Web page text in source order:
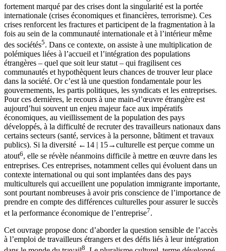
fortement marqué par des crises dont la singularité est la portée
internationale (crises économiques et financières, terrorisme). Ces
crises renforcent les fractures et participent de la fragmentation à la
fois au sein de la communauté internationale et à l’intérieur même
des sociétés5. Dans ce contexte, on assiste à une multiplication de
polémiques liées à l’accueil et l’intégration des populations
étrangères – quel que soit leur statut – qui fragilisent ces
communautés et hypothèquent leurs chances de trouver leur place
dans la société. Or c’est là une question fondamentale pour les
gouvernements, les partis politiques, les syndicats et les entreprises.
Pour ces dernières, le recours à une main-d’œuvre étrangère est
aujourd’hui souvent un enjeu majeur face aux impératifs
économiques, au vieillissement de la population des pays
développés, à la difficulté de recruter des travailleurs nationaux dans
certains secteurs (santé, services à la personne, bâtiment et travaux
publics). Si la diversité ←14 | 15→culturelle est perçue comme un
atout6, elle se révèle néanmoins difficile à mettre en œuvre dans les
entreprises. Ces entreprises, notamment celles qui évoluent dans un
contexte international ou qui sont implantées dans des pays
multiculturels qui accueillent une population immigrante importante,
sont pourtant nombreuses à avoir pris conscience de l’importance de
prendre en compte des différences culturelles pour assurer le succès
et la performance économique de l’entreprise7.
Cet ouvrage propose donc d’aborder la question sensible de l’accès
à l’emploi de travailleurs étrangers et des défis liés à leur intégration
8